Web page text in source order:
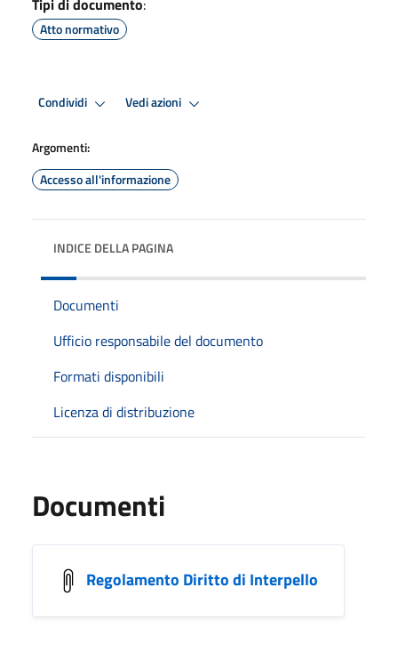
Atto normativo
Condividi Vedi azioni
Argomenti:
Accesso all'informazione
INDICE DELLA PAGINA
Documenti
Ufficio responsabile del documento
Formati disponibili
Licenza di distribuzione
Documenti
Regolamento Diritto di Interpello